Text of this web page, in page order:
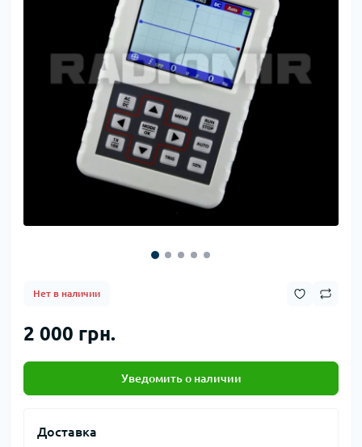
Нет в наличии
2 000 грн.
Уведомить о наличии
Доставка